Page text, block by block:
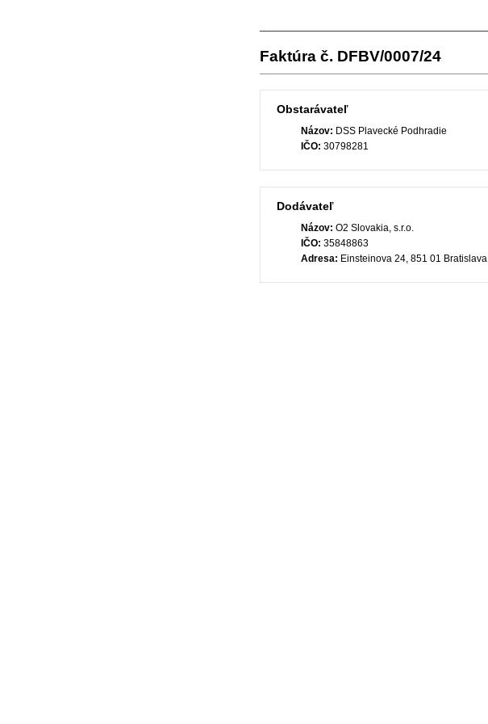
Faktúra č. DFBV/0007/24
Obstarávateľ
Názov: DSS Plavecké Podhradie
IČO: 30798281
Dodávateľ
Názov: O2 Slovakia, s.r.o.
IČO: 35848863
Adresa: Einsteinova 24, 851 01 Bratislava